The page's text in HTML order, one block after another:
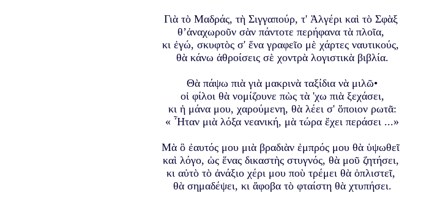
Γιὰ τὸ Μαδράς, τὴ Σιγγαπούρ, τ' Ἀλγέρι καὶ τὸ Σφὰξ
θ’ἀναχωροῦν σὰν πάντοτε περήφανα τὰ πλοῖα,
κι ἐγώ, σκυφτὸς σ' ἕνα γραφεῖο μὲ χάρτες ναυτικούς,
θὰ κάνω ἀθροίσεις σὲ χοντρὰ λογιστικὰ βιβλία.
Θὰ πάψω πιὰ γιὰ μακρινὰ ταξίδια νὰ μιλῶ•
οἱ φίλοι θὰ νομίζουνε πὼς τὰ 'χω πιὰ ξεχάσει,
κι ἡ μάνα μου, χαρούμενη, θὰ λέει σ' ὅποιον ρωτᾶ:
« Ἦταν μιὰ λόξα νεανική, μὰ τώρα ἔχει περάσει ...»
Μὰ ὃ ἐαυτός μου μιὰ βραδιὰν ἐμπρός μου θὰ ὑψωθεῖ
καὶ λόγο, ὡς ἕνας δικαστὴς στυγνός, θὰ μοῦ ζητήσει,
κι αὐτὸ τὸ ἀνάξιο χέρι μου ποὺ τρέμει θὰ ὁπλιστεῖ,
θὰ σημαδέψει, κι ἄφοβα τὸ φταίστη θὰ χτυπήσει.